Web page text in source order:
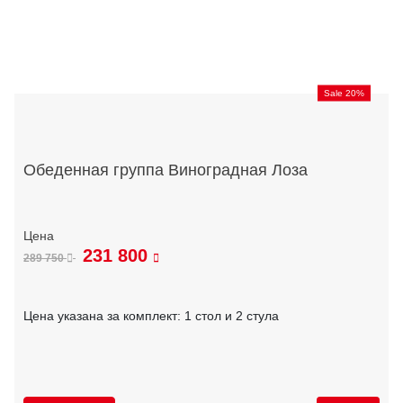
Sale 20%
Обеденная группа Виноградная Лоза
289 750 231 800
Цена указана за комплект: 1 стол и 2 стула